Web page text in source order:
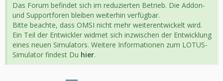
Das Forum befindet sich im reduzierten Betrieb. Die Addon-
und Supportforen bleiben weiterhin verfügbar.
Bitte beachte, dass OMSI nicht mehr weiterentwickelt wird.
Ein Teil der Entwickler widmet sich inzwischen der Entwicklung
eines neuen Simulators. Weitere Informationen zum LOTUS-
Simulator findest Du hier.